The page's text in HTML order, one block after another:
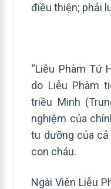
điều thiện; phải
“Liễu Phàm Tứ
do Liễu Phàm
triều Minh
nghiệm của
tu dưỡng của
con cháu.
Ngài Viên Liễu